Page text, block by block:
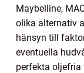
Maybelline,
olika alternativ
hänsyn till
eventuella
perfekta